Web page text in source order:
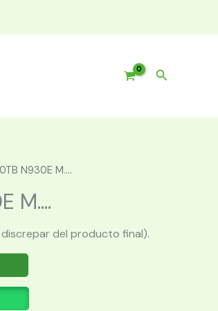
Buscar
N930E M....
M....
del producto final).